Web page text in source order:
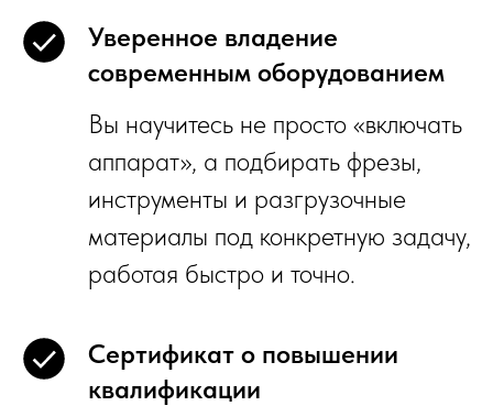
Уверенное владение
современным оборудованием
Вы научитесь не просто «включать
аппарат», а подбирать фрезы,
инструменты и разгрузочные
материалы под конкретную задачу,
работая быстро и точно.
Сертификат о повышении
квалификации